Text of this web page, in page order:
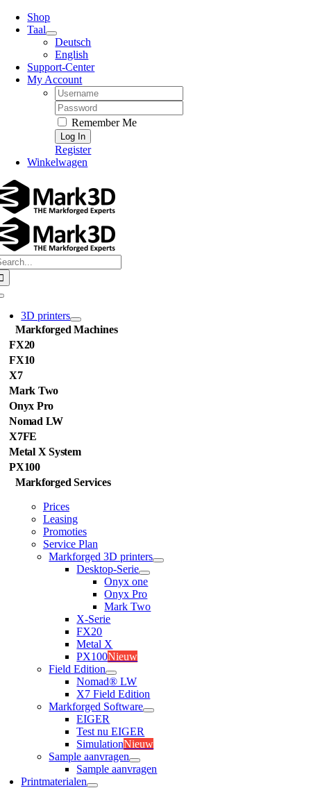
Skip
Shop
Taal
Deutsch
English
Support-Center
My Account
Username:
Password:
Remember Me
Register
Winkelwagen
3D printers
Markforged Machines
FX20
FX10
X7
Mark Two
Onyx Pro
Nomad LW
X7FE
Metal X System
PX100
Markforged Services
Prices
Leasing
Promoties
Service Plan
Markforged 3D printers
Desktop-Serie
Onyx one
Onyx Pro
Mark Two
X-Serie
FX20
Metal X
PX100Nieuw
Field Edition
Nomad® LW
X7 Field Edition
Markforged Software
EIGER
Test nu EIGER
SimulationNieuw
Sample aanvragen
Sample aanvragen
Printmaterialen